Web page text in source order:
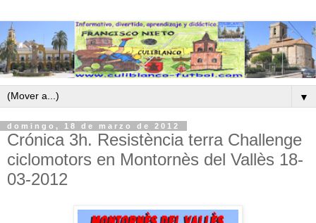
▼
domingo, 18 de marzo de 2012
Crónica 3h. Resistència terra Challenge
ciclomotors en Montornès del Vallès 18-
03-2012